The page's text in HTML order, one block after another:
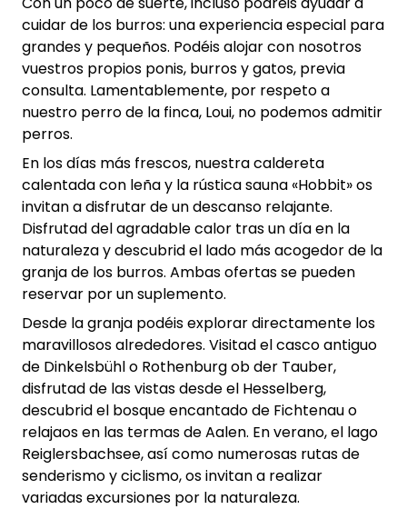
cuidar de los burros: una experiencia especial para
grandes y pequeños. Podéis alojar con nosotros
vuestros propios ponis, burros y gatos, previa
consulta. Lamentablemente, por respeto a
nuestro perro de la finca, Loui, no podemos admitir
perros.
En los días más frescos, nuestra caldereta
calentada con leña y la rústica sauna «Hobbit» os
invitan a disfrutar de un descanso relajante.
Disfrutad del agradable calor tras un día en la
naturaleza y descubrid el lado más acogedor de la
granja de los burros. Ambas ofertas se pueden
reservar por un suplemento.
Desde la granja podéis explorar directamente los
maravillosos alrededores. Visitad el casco antiguo
de Dinkelsbühl o Rothenburg ob der Tauber,
disfrutad de las vistas desde el Hesselberg,
descubrid el bosque encantado de Fichtenau o
relajaos en las termas de Aalen. En verano, el lago
Reiglersbachsee, así como numerosas rutas de
senderismo y ciclismo, os invitan a realizar
variadas excursiones por la naturaleza.